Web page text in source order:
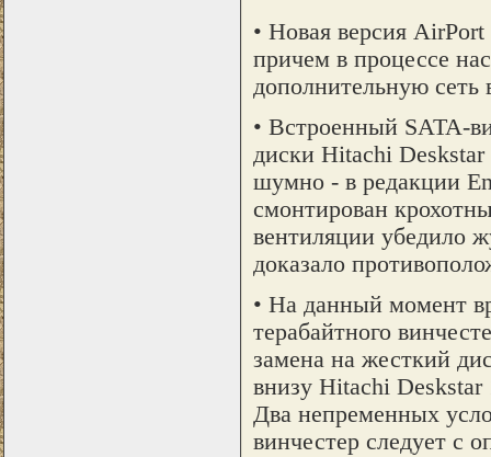
• Новая версия
причем в процессе
дополнительную сеть
• Встроенный SATA-
диски Hitachi Deskstar
шумно - в редакции
смонтирован
вентиляции убедило
доказало
• На данный момент
терабайтного
замена на жесткий
внизу Hitachi
Два непременных
винчестер следует с